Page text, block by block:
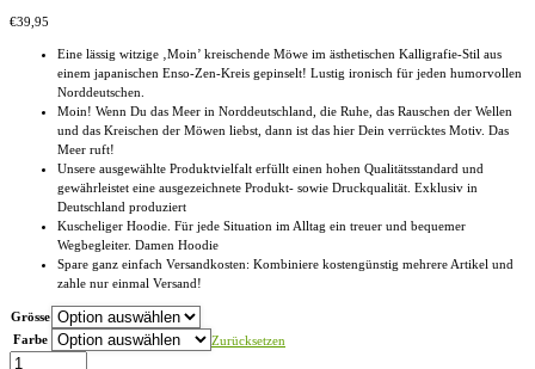
€39,95
Eine lässig witzige ‚Moin’ kreischende Möwe im ästhetischen Kalligrafie-Stil aus
einem japanischen Enso-Zen-Kreis gepinselt! Lustig ironisch für jeden humorvollen
Norddeutschen.
Moin! Wenn Du das Meer in Norddeutschland, die Ruhe, das Rauschen der Wellen
und das Kreischen der Möwen liebst, dann ist das hier Dein verrücktes Motiv. Das
Meer ruft!
Unsere ausgewählte Produktvielfalt erfüllt einen hohen Qualitätsstandard und
gewährleistet eine ausgezeichnete Produkt- sowie Druckqualität. Exklusiv in
Deutschland produziert
Kuscheliger Hoodie. Für jede Situation im Alltag ein treuer und bequemer
Wegbegleiter. Damen Hoodie
Spare ganz einfach Versandkosten: Kombiniere kostengünstig mehrere Artikel und
zahle nur einmal Versand!
Grösse
Farbe
Zurücksetzen
Moin